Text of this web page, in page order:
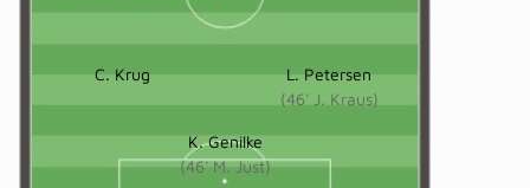
C. Krug
L. Petersen
(46' J. Kraus)
K. Genilke
(46' M. Just)